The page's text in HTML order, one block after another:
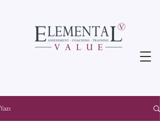
Yazı